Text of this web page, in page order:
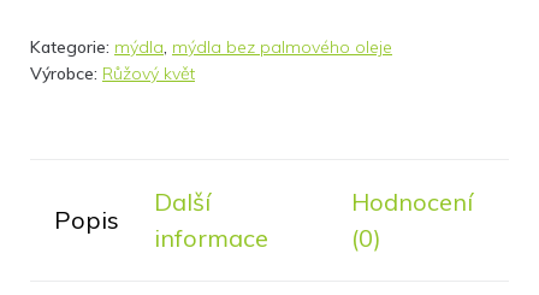
Kategorie: mýdla mýdla bez palmového oleje
Výrobce: Růžový květ
Popis
Další
informace
Hodnocení
(0)